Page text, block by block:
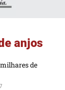
anjos
de